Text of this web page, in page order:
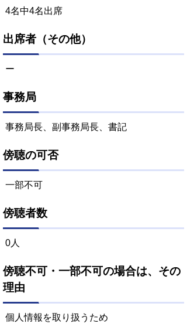
4名中4名出席
出席者（その他）
ー
事務局
事務局長、副事務局長、書記
傍聴の可否
一部不可
傍聴者数
0人
傍聴不可・一部不可の場合は、その
理由
個人情報を取り扱うため